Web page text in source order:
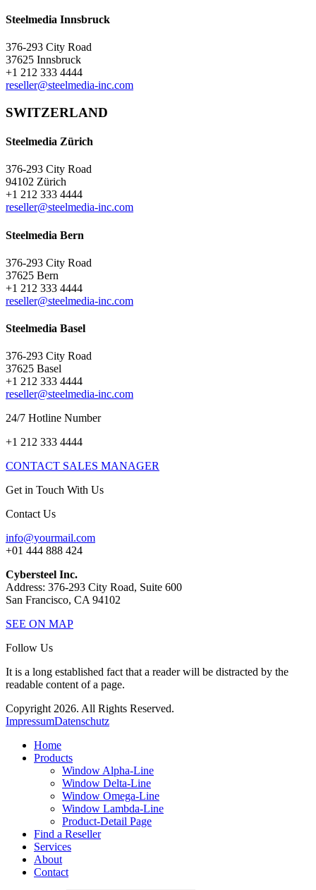
Steelmedia Innsbruck
376-293 City Road
37625 Innsbruck
+1 212 333 4444
reseller@steelmedia-inc.com
SWITZERLAND
Steelmedia Zürich
376-293 City Road
94102 Zürich
+1 212 333 4444
reseller@steelmedia-inc.com
Steelmedia Bern
376-293 City Road
37625 Bern
+1 212 333 4444
reseller@steelmedia-inc.com
Steelmedia Basel
376-293 City Road
37625 Basel
+1 212 333 4444
reseller@steelmedia-inc.com
24/7 Hotline Number
+1 212 333 4444
CONTACT SALES MANAGER
Get in Touch With Us
Contact Us
info@yourmail.com
+01 444 888 424
Cybersteel Inc.
Address: 376-293 City Road, Suite 600
San Francisco, CA 94102
SEE ON MAP
Follow Us
It is a long established fact that a reader will be distracted by the
readable content of a page.
Copyright 2026. All Rights Reserved.
ImpressumDatenschutz
Home
Products
Window Alpha-Line
Window Delta-Line
Window Omega-Line
Window Lambda-Line
Product-Detail Page
Find a Reseller
Services
About
Contact